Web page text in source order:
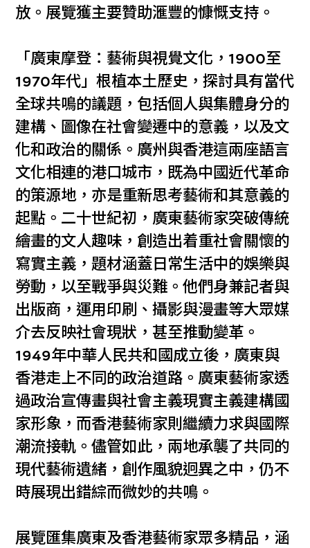
放。展覽獲主要贊助滙豐的慷慨支持。
「廣東摩登：藝術與視覺文化，1900至
1970年代」根植本土歷史，探討具有當代
全球共鳴的議題，包括個人與集體身分的
建構、圖像在社會變遷中的意義，以及文
化和政治的關係。廣州與香港這兩座語言
文化相連的港口城市，既為中國近代革命
的策源地，亦是重新思考藝術和其意義的
起點。二十世紀初，廣東藝術家突破傳統
繪畫的文人趣味，創造出着重社會關懷的
寫實主義，題材涵蓋日常生活中的娛樂與
勞動，以至戰爭與災難。他們身兼記者與
出版商，運用印刷、攝影與漫畫等大眾媒
介去反映社會現狀，甚至推動變革。
1949年中華人民共和國成立後，廣東與
香港走上不同的政治道路。廣東藝術家透
過政治宣傳畫與社會主義現實主義建構國
家形象，而香港藝術家則繼續力求與國際
潮流接軌。儘管如此，兩地承襲了共同的
現代藝術遺緒，創作風貌迥異之中，仍不
時展現出錯綜而微妙的共鳴。
展覽匯集廣東及香港藝術家眾多精品，涵